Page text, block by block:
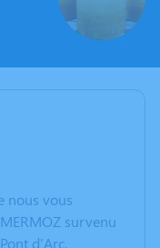
nous vous
survenu
d'Arc.